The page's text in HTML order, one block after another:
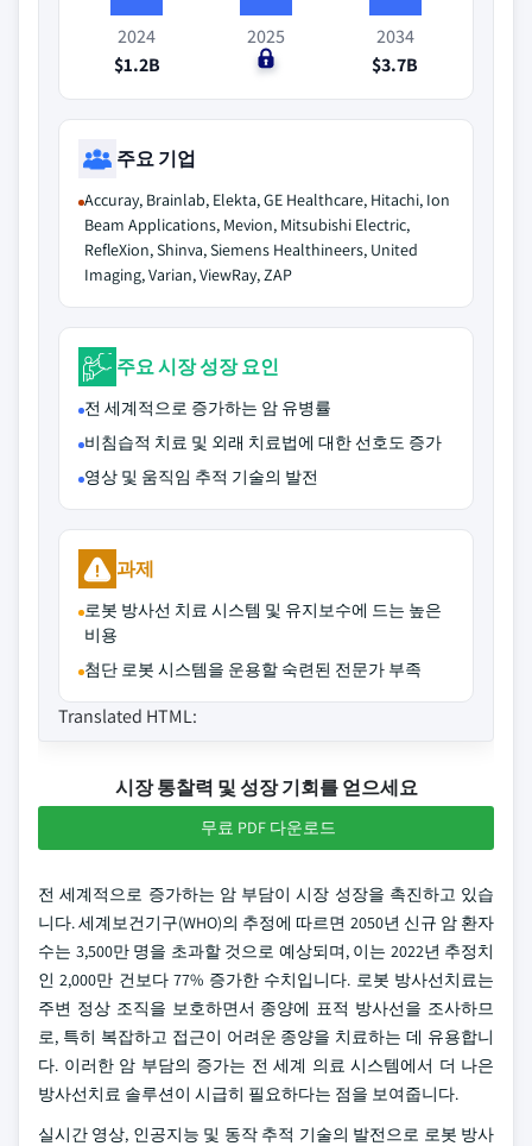
2024
$1.2B
2025
$0
2034
$3.7B
주요 기업
Accuray, Brainlab, Elekta, GE Healthcare, Hitachi, Ion
Beam Applications, Mevion, Mitsubishi Electric,
RefleXion, Shinva, Siemens Healthineers, United
Imaging, Varian, ViewRay, ZAP
주요 시장 성장 요인
전 세계적으로 증가하는 암 유병률
비침습적 치료 및 외래 치료법에 대한 선호도 증가
영상 및 움직임 추적 기술의 발전
과제
로봇 방사선 치료 시스템 및 유지보수에 드는 높은
비용
첨단 로봇 시스템을 운용할 숙련된 전문가 부족
Translated HTML:
시장 통찰력 및 성장 기회를 얻으세요
무료 PDF 다운로드
전 세계적으로 증가하는 암 부담이 시장 성장을 촉진하고 있습
니다. 세계보건기구(WHO)의 추정에 따르면 2050년 신규 암 환자
수는 3,500만 명을 초과할 것으로 예상되며, 이는 2022년 추정치
인 2,000만 건보다 77% 증가한 수치입니다. 로봇 방사선치료는
주변 정상 조직을 보호하면서 종양에 표적 방사선을 조사하므
로, 특히 복잡하고 접근이 어려운 종양을 치료하는 데 유용합니
다. 이러한 암 부담의 증가는 전 세계 의료 시스템에서 더 나은
방사선치료 솔루션이 시급히 필요하다는 점을 보여줍니다.
실시간 영상, 인공지능 및 동작 추적 기술의 발전으로 로봇 방사